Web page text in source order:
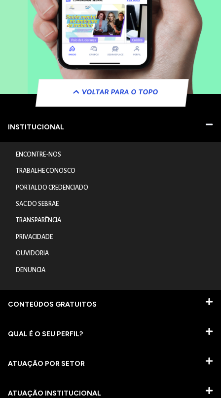
VOLTAR PARA O TOPO
INSTITUCIONAL
ENCONTRE-NOS
TRABALHE CONOSCO
PORTAL DO CREDENCIADO
SAC DO SEBRAE
TRANSPARÊNCIA
PRIVACIDADE
OUVIDORIA
DENUNCIA
CONTEÚDOS GRATUITOS
QUAL É O SEU PERFIL?
ATUAÇÃO POR SETOR
ATUAÇÃO INSTITUCIONAL